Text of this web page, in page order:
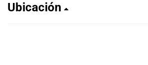
Ubicación